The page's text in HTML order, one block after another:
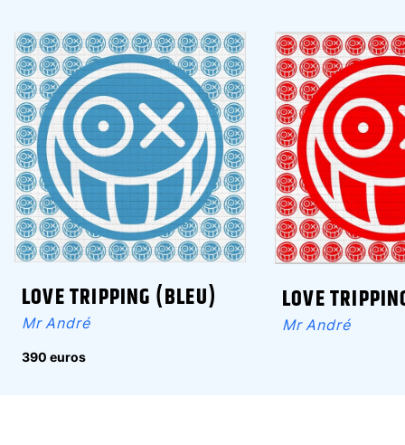
LOVE TRIPPING (BLEU)
Mr André
390 euros
LOVE
Mr André